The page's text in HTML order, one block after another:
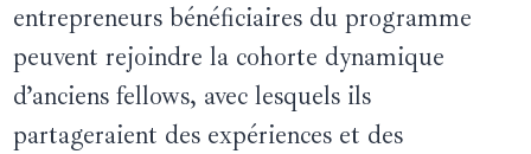
entrepreneurs bénéficiaires du programme
peuvent rejoindre la cohorte dynamique
d’anciens fellows, avec lesquels ils
partageraient des expériences et des